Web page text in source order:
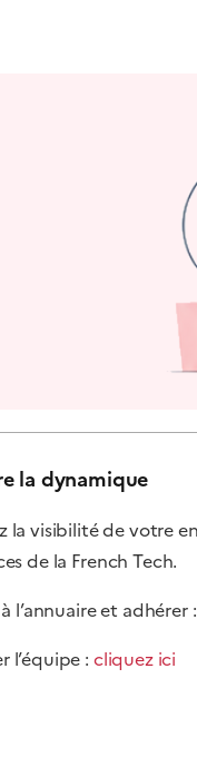
la dynamique
la visibilité de votre
de la French Tech.
à l’annuaire et adhérer
l’équipe : cliquez ici